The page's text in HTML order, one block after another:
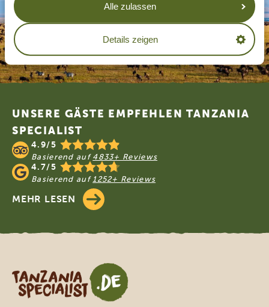
Alle zulassen
Details zeigen
Footer
UNSERE GÄSTE EMPFEHLEN TANZANIA
SPECIALIST
4.9/5
Basierend auf 4833+ Reviews
4.7/5
Basierend auf 1252+ Reviews
MEHR LESEN
Tanzania Specialist